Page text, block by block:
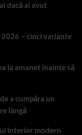
dacă ai avut
– cinci variante
la amanet înainte să
a cumpăra un
lângă
interior modern